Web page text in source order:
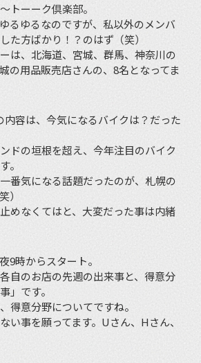
トーーク倶楽部。
るゆるなのですが、私以外のメンバ
た方ばかり！？のはず（笑）
は、北海道、宮城、群馬、神奈川の
の用品販売店さんの、8名となってま
内容は、今気になるバイクは？だった
ドの垣根を超え、今年注目のバイク
。
番気になる話題だったのが、札幌の
）
めなくてはと、大変だった事は内緒
9時からスタート。
自のお店の先週の出来事と、得意分
」です。
得意分野についてですね。
い事を願ってます。Uさん、Hさん、